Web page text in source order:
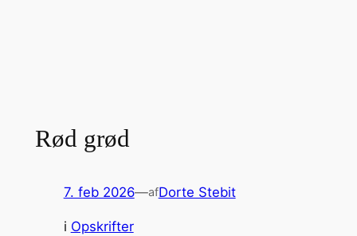
Rød grød
7. feb 2026—afDorte Stebit
i Opskrifter